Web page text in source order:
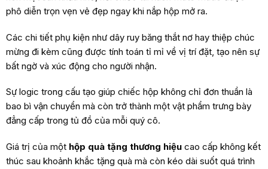
phô diễn trọn vẹn vẻ đẹp ngay khi nắp hộp mở ra.
Các chi tiết phụ kiện như dây ruy băng thắt nơ hay thiệp chúc
mừng đi kèm cũng được tính toán tỉ mỉ về vị trí đặt, tạo nên sự
bất ngờ và xúc động cho người nhận.
Sự logic trong cấu tạo giúp chiếc hộp không chỉ đơn thuần là
bao bì vận chuyển mà còn trở thành một vật phẩm trưng bày
đẳng cấp trong tủ đồ của mỗi quý cô.
Giá trị của một hộp quà tặng thương hiệucao cấp không kết
thúc sau khoảnh khắc tặng quà mà còn kéo dài suốt quá trình